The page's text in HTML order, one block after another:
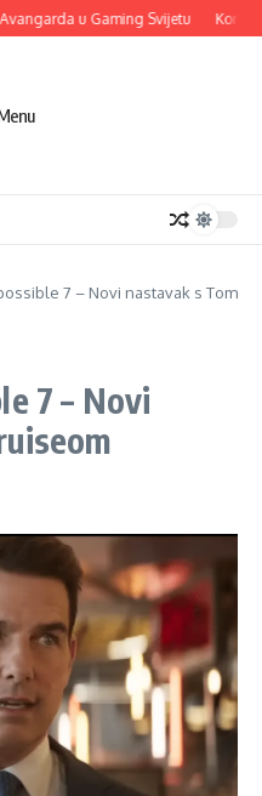
u Gaming Svijetu
7 – Novi nastavak s Tom
7 – Novi